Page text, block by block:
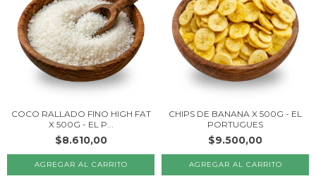
COCO RALLADO FINO HIGH FAT
X 500G - EL P...
$8.610,00
CHIPS DE BANANA X 500G - EL
PORTUGUES
$9.500,00